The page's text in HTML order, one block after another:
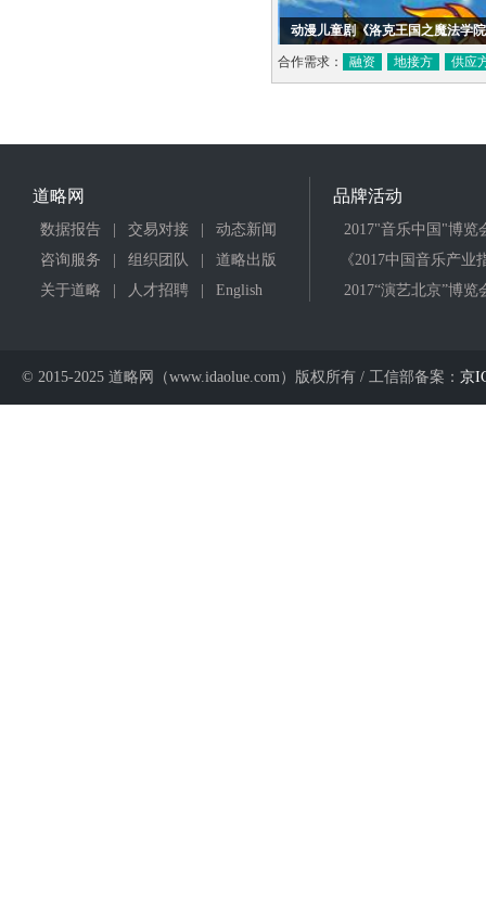
动漫儿童剧《洛克王国之魔法学
合作需求： 融资 地接方 供应
道略网
数据报告 交易对接
动态新闻
咨询服务
组织团队
道略出版
关于道略
人才招聘 English
品牌活动
2017"音乐中国"博览
《2017中国音乐产业
2017“演艺北京”博览
© 2015-2025 道略网（www.idaolue.com）版权所有 / 工信部备案： 京